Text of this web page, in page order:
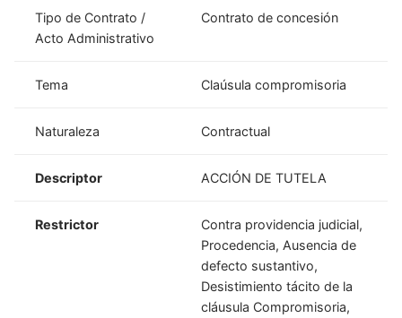
Tipo de Contrato /
Acto Administrativo
Contrato de concesión
Tema Claúsula compromisoria
Naturaleza Contractual
Descriptor ACCIÓN DE TUTELA
Restrictor
Contra providencia judicial,
Procedencia, Ausencia de
defecto sustantivo,
Desistimiento tácito de la
cláusula Compromisoria,